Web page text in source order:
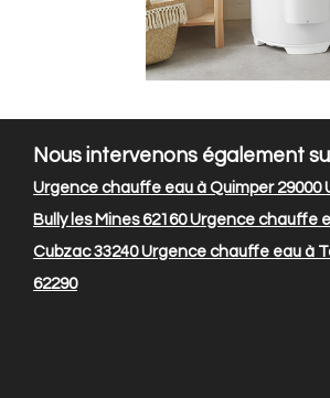
Nous intervenons également
Urgence chauffe eau à Quimper 29000
Bully les Mines 62160Urgence chauffe
Cubzac 33240Urgence chauffe eau à
62290